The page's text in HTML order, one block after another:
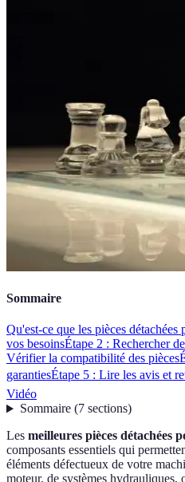
Sommaire
Qu'est-ce que les pièces détachées
vos besoinsÉtape 2 : Rechercher
Vérifier la compatibilité des pièces
garantiesÉtape 5 : Lire les avis et
Vidéo
Sommaire(7 sections)
Les meilleures pièces détachées
composants essentiels qui
éléments défectueux de votre
moteur, de systèmes hydrauliques,